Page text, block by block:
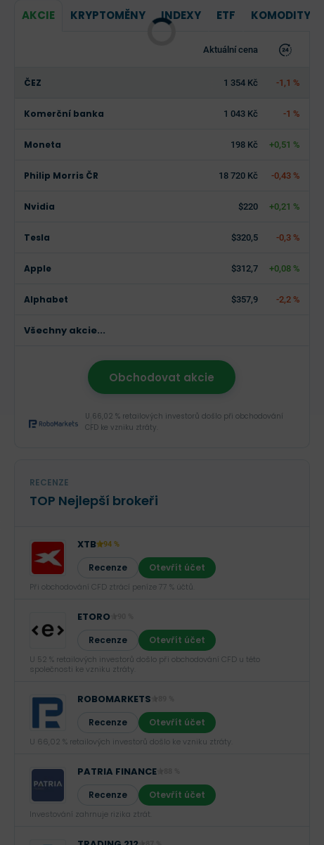
AKCIE KRYPTOMĚNY INDEXY ETF KOMODITY
Aktuální cena
ČEZ 1 354 Kč -1,1 %
Komerční banka 1 043 Kč -1 %
Moneta 198 Kč +0,51 %
Philip Morris ČR 18 720 Kč -0,43 %
Nvidia $220 +0,21 %
Tesla $320,5 -0,3 %
Apple $312,7 +0,08 %
Alphabet $357,9 -2,2 %
Všechny akcie...
Obchodovat akcie
U 66,02 % retailových investorů došlo při obchodování
CFD ke vzniku ztráty.
RECENZE
TOP Nejlepší brokeři
XTB 94 %
Recenze Otevřít účet
Při obchodování CFD ztrácí peníze 77 % účtů.
ETORO
Recenze Otevřít účet
U 52 % retailových investorů došlo při obchodování CFD u této
společnosti ke vzniku ztráty.
ROBOMARKETS
Recenze Otevřít účet
U 66,02 % retailových investorů došlo ke vzniku ztráty.
PATRIA FINANCE
Recenze Otevřít účet
Investování zahrnuje rizika ztrát.‎